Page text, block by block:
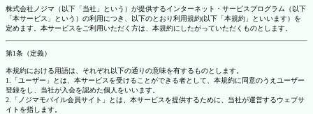
株式会社ノジマ（以下「当社」という）が提供するインターネット・サービスプログラム（以下
「本サービス」という）の利用につき、以下のとおり利用規約(以下「本規約」といいます）を
定めます。本サービスをご利用いただく方は、本規約にしたがっていただくものとします。
第1条（定義）
本規約における用語は、それぞれ以下の通りの意味を有するものとします。
1.「ユーザー」とは、本サービスを受けることができる者として、本規約に同意のうえユーザー
登録をし、当社が入会を認めた個人をいいます。
2.「ノジマモバイル会員サイト」とは、本サービスを提供するために、当社が運営するウェブサ
イトを指します。